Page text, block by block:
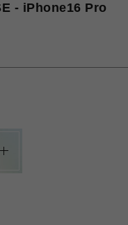
- iPhone16 Pro